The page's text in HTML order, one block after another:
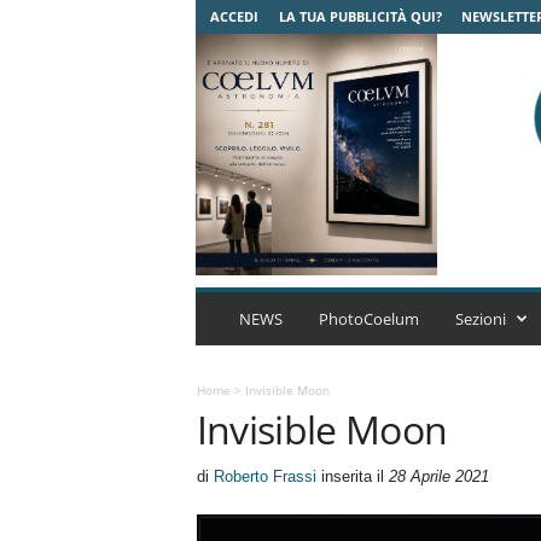
ACCEDI LA TUA PUBBLICITÀ QUI?
C
r
NEWS PhotoCoelum Sezioni
Home > Invisible Moon
Invisible Moon
di Roberto Frassi inserita il 28 Aprile 2021